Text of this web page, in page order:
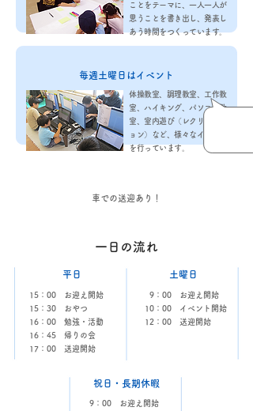
ことをテーマに、一人一人が
思うことを書き出し、発表し
あう時間をつくっています。
毎週土曜日はイベント
体操教室、調理教室、工作教
室​、ハイキング、パソコン教
室、室内遊び（レクリエーシ
ョン）など、様々なイベント
を行っています。
車での送迎あり！
一日の流れ
土曜日
祝日・長期休暇
​9：00 お迎え開始
平日
​15：00 お迎え開始
15：30 おやつ
16：00 勉強・活動
16：45 帰りの会
17：00 送迎開始
​9：00 お迎え開始
10：00 イベント開始
12：00 送迎開始